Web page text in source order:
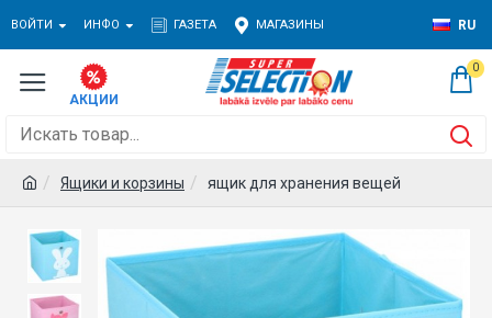
ВОЙТИ ИНФО ГАЗЕТА МАГАЗИНЫ RU
0
Ящики и корзины ящик для хранения вещей